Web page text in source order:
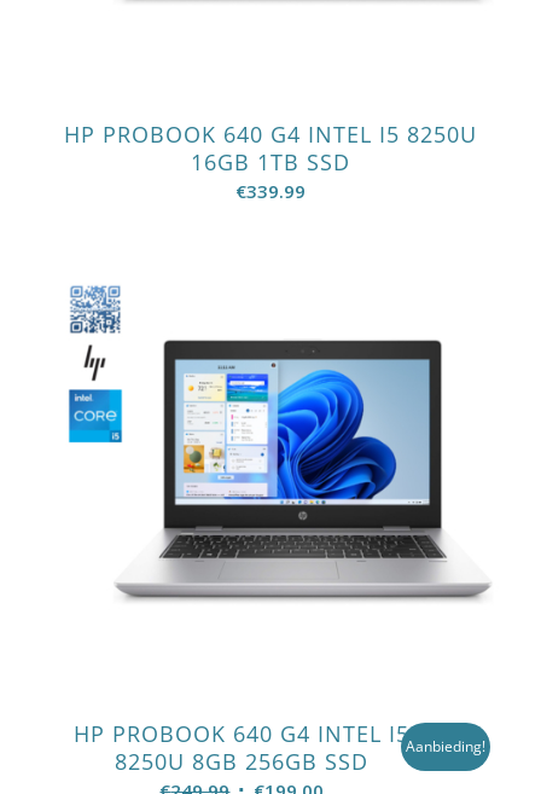
HP PROBOOK 640 G4 INTEL I5 8250U
16GB 1TB SSD
€339.99
HP PROBOOK 640 G4 INTEL I5
8250U 8GB 256GB SSD
Oorspronkelijke
Aanbieding!